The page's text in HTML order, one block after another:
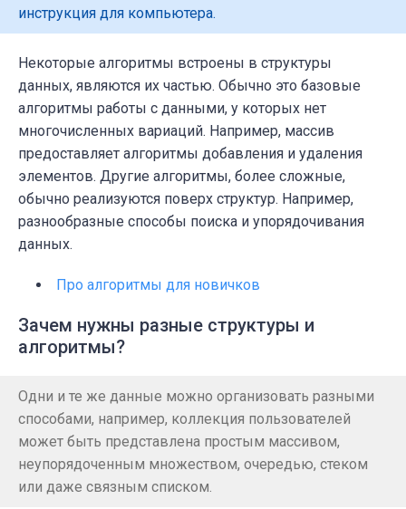
инструкция для компьютера.
Некоторые алгоритмы встроены в структуры
данных, являются их частью. Обычно это базовые
алгоритмы работы с данными, у которых нет
многочисленных вариаций. Например, массив
предоставляет алгоритмы добавления и удаления
элементов. Другие алгоритмы, более сложные,
обычно реализуются поверх структур. Например,
разнообразные способы поиска и упорядочивания
данных.
Про алгоритмы для новичков
Зачем нужны разные структуры и
алгоритмы?
Одни и те же данные можно организовать разными
способами, например, коллекция пользователей
может быть представлена простым массивом,
неупорядоченным множеством, очередью, стеком
или даже связным списком.